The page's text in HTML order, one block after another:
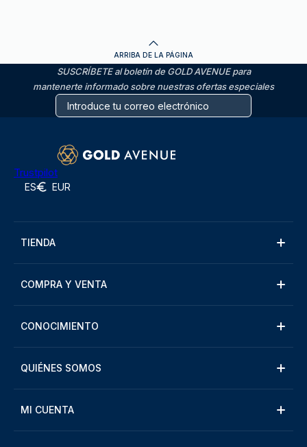
ARRIBA DE LA PÁGINA
SUSCRÍBETE al boletín de GOLD AVENUE para
mantenerte informado sobre nuestras ofertas especiales
Trustpilot
ES EUR
TIENDA
COMPRA Y VENTA
CONOCIMIENTO
QUIÉNES SOMOS
MI CUENTA